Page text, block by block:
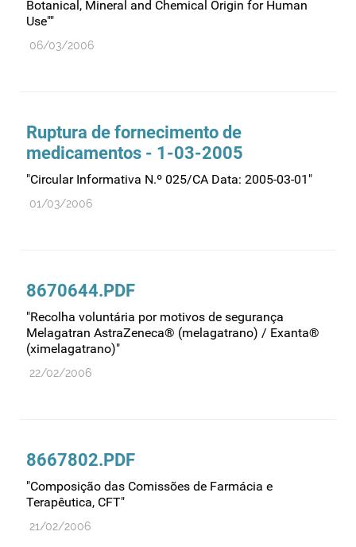
Botanical, Mineral and Chemical Origin for Human
Use""
06/03/2006
Ruptura de fornecimento de
medicamentos - 1-03-2005
"Circular Informativa N.º 025/CA Data: 2005-03-01"
01/03/2006
8670644.PDF
"Recolha voluntária por motivos de segurança
Melagatran AstraZeneca® (melagatrano) / Exanta®
(ximelagatrano)"
22/02/2006
8667802.PDF
"Composição das Comissões de Farmácia e
Terapêutica, CFT"
21/02/2006